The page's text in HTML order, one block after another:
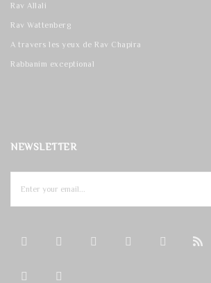
Rav Allali
Rav Wattenberg
A travers les yeux de Rav Chapira
Rabbanim exceptional
NEWSLETTER